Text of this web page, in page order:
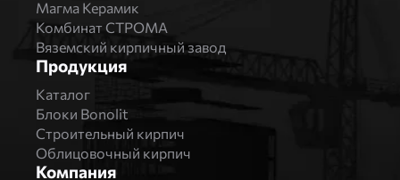
Магма Керамик
Комбинат СТРОМА
Вяземский кирпичный завод
Продукция
Каталог
Блоки Bonolit
Строительный кирпич
Облицовочный кирпич
Компания